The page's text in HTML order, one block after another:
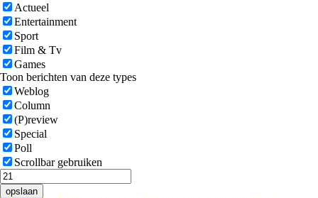
Actueel
Entertainment
Sport
Film & Tv
Games
Toon berichten van deze types
Weblog
Column
(P)review
Special
Poll
Scrollbar gebruiken
opslaan